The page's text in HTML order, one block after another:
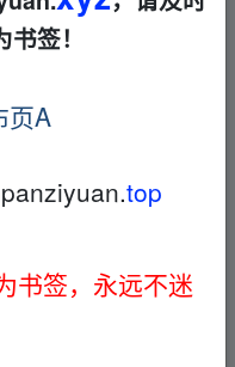
签！
页A
top
书签，永远不迷